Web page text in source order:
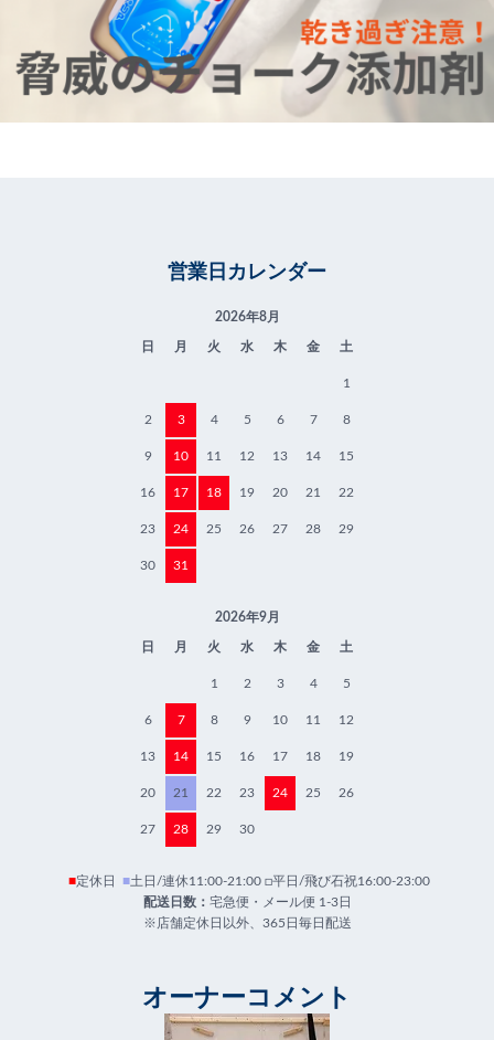
営業日カレンダー
2026年8月
日 月 火 水 木 金 土
1
2 3 4 5 6 7 8
9 10 11 12 13 14 15
16 17 18 19 20 21 22
23 24 25 26 27 28 29
30 31
2026年9月
日 月 火 水 木 金 土
1 2 3 4 5
6 7 8 9 10 11 12
13 14 15 16 17 18 19
20 21 22 23 24 25 26
27 28 29 30
■定休日 ■土日/連休11:00-21:00 □平日/飛び石祝16:00-23:00
配送日数： 宅急便・メール便 1-3日
※店舗定休日以外、365日毎日配送
オーナーコメント